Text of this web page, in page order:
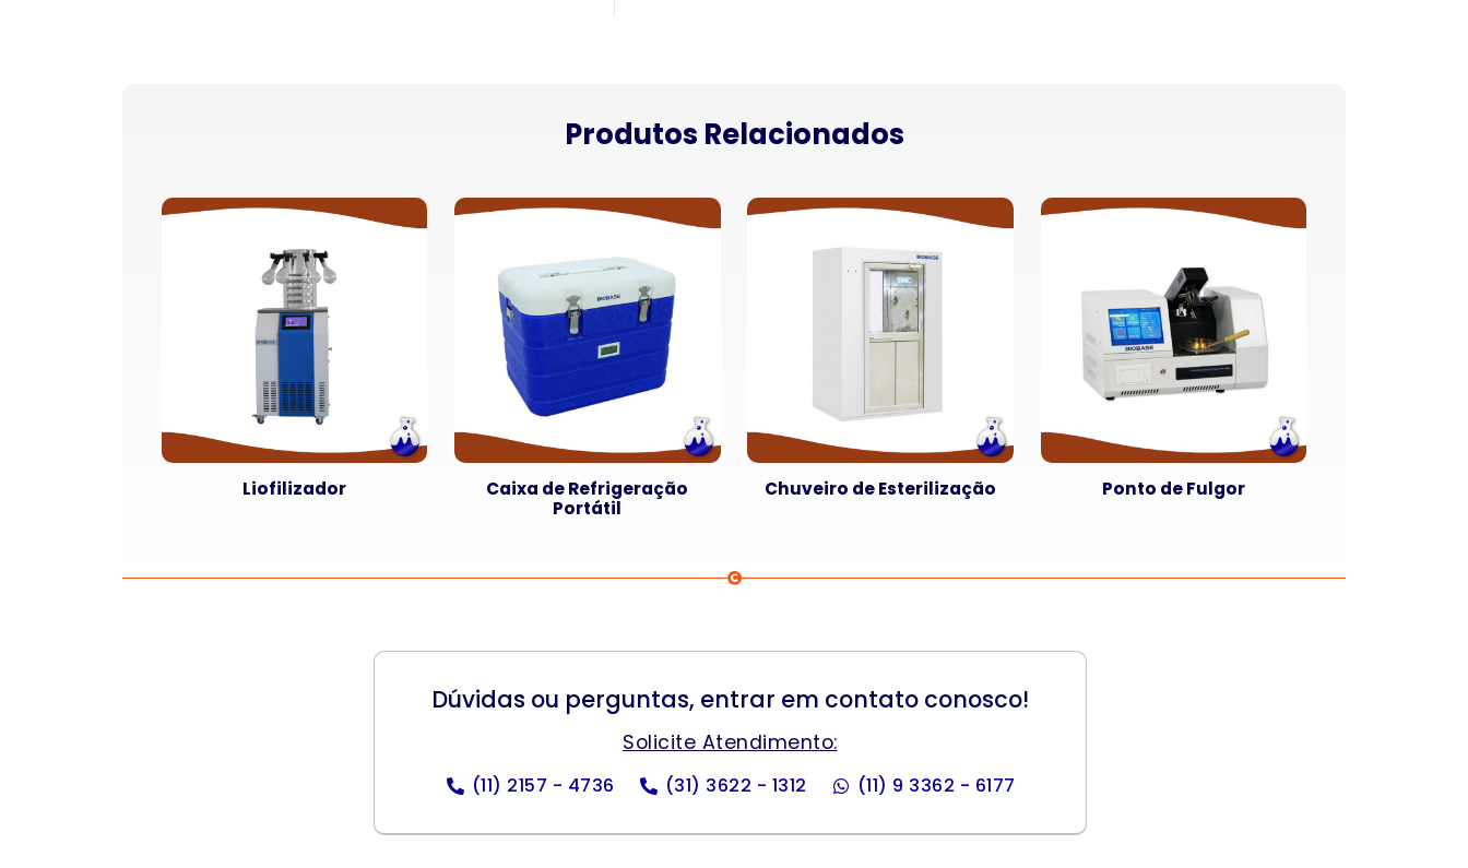
Produtos Relacionados
Liofilizador
Caixa de Refrigeração
Portátil
Chuveiro de Esterilização Ponto de Fulgor
Dúvidas ou perguntas, entrar em contato conosco!
Solicite Atendimento:
(11) 2157 - 4736 (31) 3622 - 1312 (11) 9 3362 - 6177